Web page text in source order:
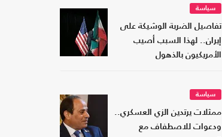
سياسة
تفاصيل الضربة الوشيكة على
إيران.. لهذا السبب أصيب
الأمريكيون بالذهول
سياسة
ممثلات يرتدين الزي العسكري..
ودعوات للاصطفاف مع